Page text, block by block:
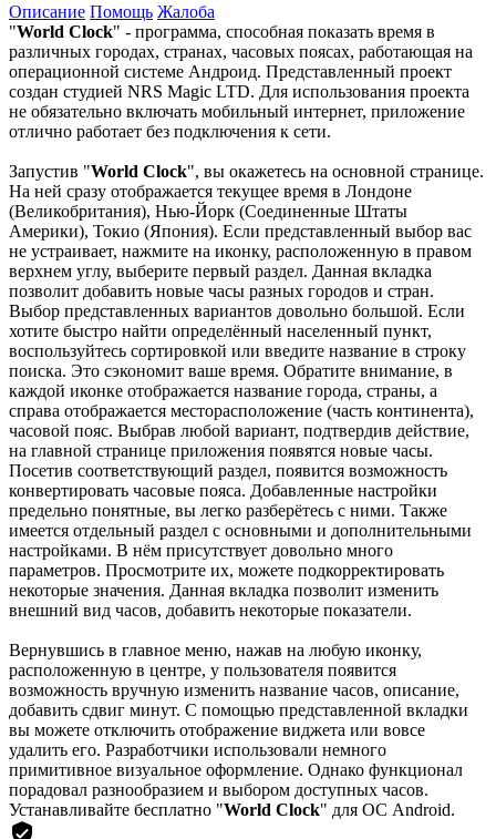
Описание Помощь Жалоба
"World Clock" - программа, способная показать время в
различных городах, странах, часовых поясах, работающая на
операционной системе Андроид. Представленный проект
создан студией NRS Magic LTD. Для использования проекта
не обязательно включать мобильный интернет, приложение
отлично работает без подключения к сети.
Запустив "World Clock", вы окажетесь на основной странице.
На ней сразу отображается текущее время в Лондоне
(Великобритания), Нью-Йорк (Соединенные Штаты
Америки), Токио (Япония). Если представленный выбор вас
не устраивает, нажмите на иконку, расположенную в правом
верхнем углу, выберите первый раздел. Данная вкладка
позволит добавить новые часы разных городов и стран.
Выбор представленных вариантов довольно большой. Если
хотите быстро найти определённый населенный пункт,
воспользуйтесь сортировкой или введите название в строку
поиска. Это сэкономит ваше время. Обратите внимание, в
каждой иконке отображается название города, страны, а
справа отображается месторасположение (часть континента),
часовой пояс. Выбрав любой вариант, подтвердив действие,
на главной странице приложения появятся новые часы.
Посетив соответствующий раздел, появится возможность
конвертировать часовые пояса. Добавленные настройки
предельно понятные, вы легко разберётесь с ними. Также
имеется отдельный раздел с основными и дополнительными
настройками. В нём присутствует довольно много
параметров. Просмотрите их, можете подкорректировать
некоторые значения. Данная вкладка позволит изменить
внешний вид часов, добавить некоторые показатели.
Вернувшись в главное меню, нажав на любую иконку,
расположенную в центре, у пользователя появится
возможность вручную изменить название часов, описание,
добавить сдвиг минут. С помощью представленной вкладки
вы можете отключить отображение виджета или вовсе
удалить его. Разработчики использовали немного
примитивное визуальное оформление. Однако функционал
порадовал разнообразием и выбором доступных часов.
Устанавливайте бесплатно "World Clock" для ОС Android.